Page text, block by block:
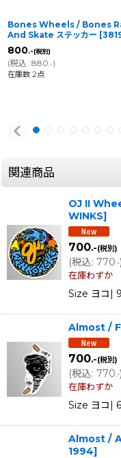
Bones Wheels / Bones
ステッカー [ 38197]
800.-(税別)
(税込: 880 .-)
在庫数 3点
関連商品
OJ II
WINKS]
700.-(税別)
(税込: 770.-)
在庫わずか
Size ヨコ|
Almost /
700.-(税別)
(税込: 770 .-)
在庫わずか
Size ヨコ|
Almost /
1994]